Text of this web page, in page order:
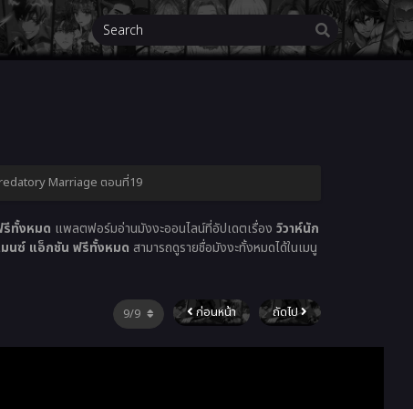
Marriage ตอนที่19
รีทั้งหมด แพลตฟอร์มอ่านมังงะออนไลน์ที่อัปเดตเรื่อง วิวาห์นัก
มนซ์ แอ็กชัน ฟรีทั้งหมด สามารถดูรายชื่อมังงะทั้งหมดได้ในเมนู
ก่อนหน้า ถัดไป